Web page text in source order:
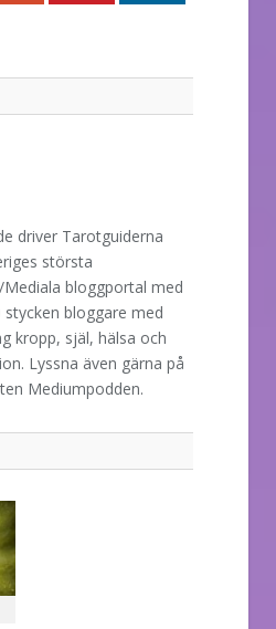
driver Tarotguiderna
största
Mediala bloggportal med
stycken bloggare med
kropp, själ, hälsa och
Lyssna även gärna på
Mediumpodden.